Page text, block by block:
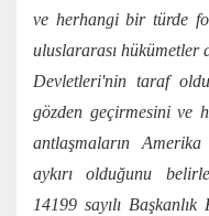
ve herhangi bir türde
uluslararası hükümetler
Devletleri'nin taraf
gözden geçirmesini ve
antlaşmaların
aykırı olduğunu
14199 sayılı